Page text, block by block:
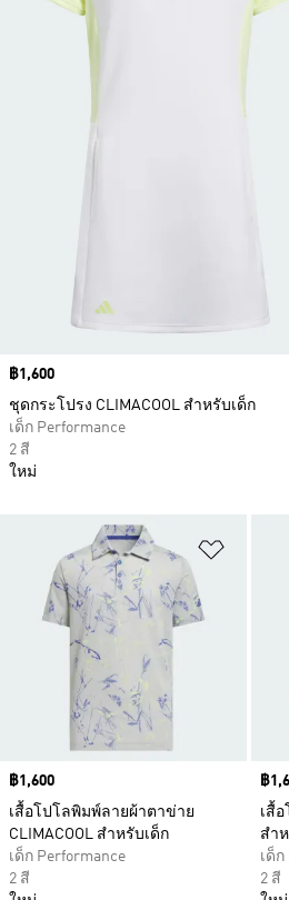
เพิ่มไ
Price
฿1,600
เสื้อโปโลพิมพ์ลายผ้าตาข่าย
CLIMACOOL สำหรับเด็ก
เด็ก Performance
2 สี
฿
เสื้
สำ
เด็ก
2 สี
Price
฿1,600
ชุดกระโปรง CLIMACOOL สำหรับเด็ก
เด็ก Performance
2 สี
ใหม่